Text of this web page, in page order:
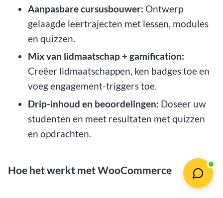
Aanpasbare cursusbouwer: Ontwerp
gelaagde leertrajecten met lessen, modules
en quizzen.
Mix van lidmaatschap + gamification:
Creëer lidmaatschappen, ken badges toe en
voeg engagement-triggers toe.
Drip-inhoud en beoordelingen: Doseer uw
studenten en meet resultaten met quizzen
en opdrachten.
Hoe het werkt met WooCommerce